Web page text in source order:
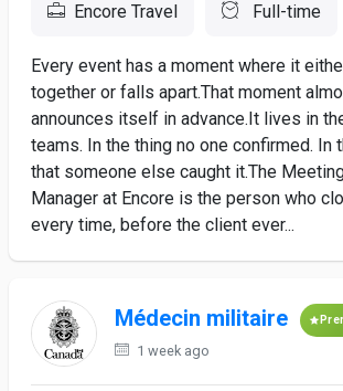
Encore Travel Full-time
Every event has a moment where it
together or falls apart.That moment
announces itself in advance.It lives in
teams. In the thing no one confirmed. In
that someone else caught it.The
Manager at Encore is the person who
every time, before the client ever...
Médecin militaire
1 week ago